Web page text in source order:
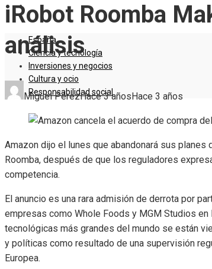
RESPONSABILIDAD SOCIAL
España
Ciencia y tecnología
Inversiones y negocios
Cultura y ocio
Responsabilidad social
iRobot Roomba
análisis
Miguel PérezHace 3 años Hace 3 años
Amazon dijo el lunes que abandonará sus
Roomba, después de que los reguladores
competencia.
El anuncio es una rara admisión de derrota por
empresas como Whole Foods y MGM Studios
tecnológicas más grandes del mundo se están
y políticas como resultado de una supervisión
Europea.